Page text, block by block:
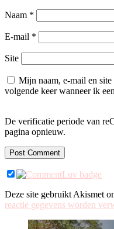
Naam *
E-mail *
Site
Mijn naam, e-mail en
volgende keer wanneer ik
De verificatie periode van
pagina opnieuw.
Deze site gebruikt Akismet
reactie gegevens worden